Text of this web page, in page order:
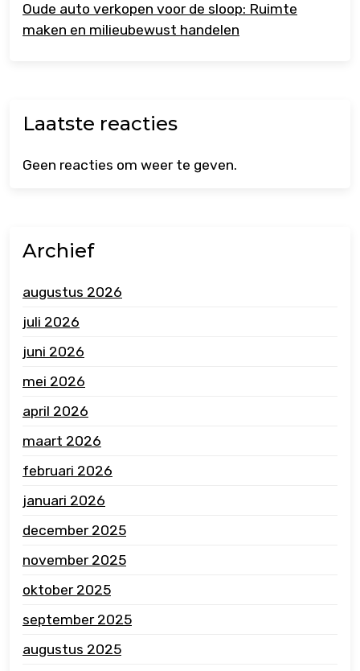
Oude auto verkopen voor de sloop: Ruimte
maken en milieubewust handelen
Laatste reacties
Geen reacties om weer te geven.
Archief
augustus 2026
juli 2026
juni 2026
mei 2026
april 2026
maart 2026
februari 2026
januari 2026
december 2025
november 2025
oktober 2025
september 2025
augustus 2025